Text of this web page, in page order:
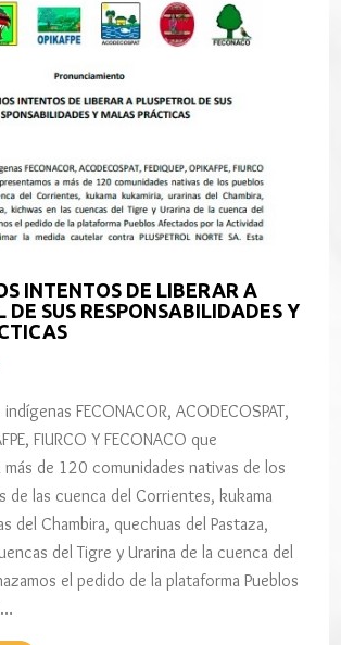
INTENTOS DE LIBERAR A
DE SUS RESPONSABILIDADES Y
FECONACOR, ACODECOSPAT,
FIURCO Y FECONACO que
de 120 comunidades nativas de los
de las cuenca del Corrientes, kukama
del Chambira, quechuas del Pastaza,
del Tigre y Urarina de la cuenca del
el pedido de la plataforma Pueblos